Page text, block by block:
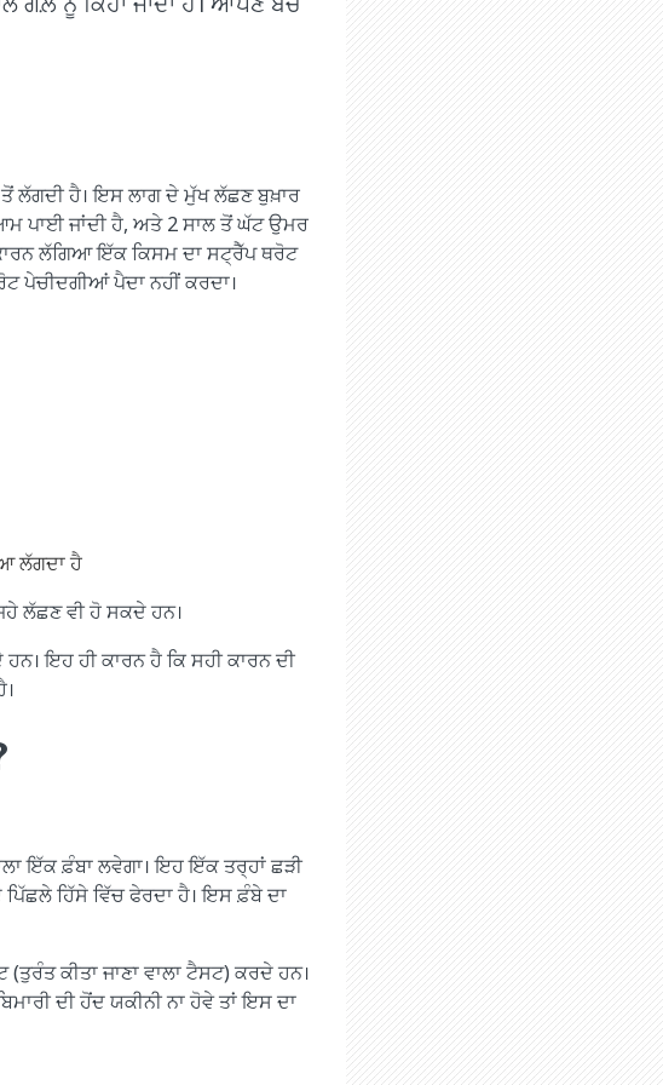
ਲੱਗਦੀ ਹੈ। ਇਸ ਲਾਗ ਦੇ ਮੁੱਖ ਲੱਛਣ ਬੁਖ਼ਾਰ
ਪਾਈ ਜਾਂਦੀ ਹੈ, ਅਤੇ 2 ਸਾਲ ਤੋਂ ਘੱਟ ਉਮਰ
ਲੱਗਿਆ ਇੱਕ ਕਿਸਮ ਦਾ ਸਟ੍ਰੈੱਪ ਥਰੋਟ
ਪੇਚੀਦਗੀਆਂ ਪੈਦਾ ਨਹੀਂ ਕਰਦਾ।
ਲੱਗਦਾ ਹੈ
ਲੱਛਣ ਵੀ ਹੋ ਸਕਦੇ ਹਨ।
ਇਹ ਹੀ ਕਾਰਨ ਹੈ ਕਿ ਸਹੀ ਕਾਰਨ ਦੀ
ਇੱਕ ਫ਼ੰਬਾ ਲਵੇਗਾ। ਇਹ ਇੱਕ ਤਰ੍ਹਾਂ ਛੜੀ
ਹਿੱਸੇ ਵਿੱਚ ਫੇਰਦਾ ਹੈ। ਇਸ ਫ਼ੰਬੇ ਦਾ
ਕੀਤਾ ਜਾਣਾ ਵਾਲਾ ਟੈਸਟ) ਕਰਦੇ ਹਨ।
ਦੀ ਹੋਂਦ ਯਕੀਨੀ ਨਾ ਹੋਵੇ ਤਾਂ ਇਸ ਦਾ